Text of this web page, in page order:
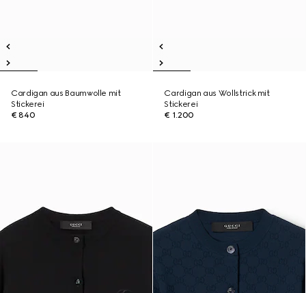
Cardigan aus Baumwolle mit
Stickerei
€ 840
Cardigan aus Wollstrick mit
Stickerei
€ 1.200